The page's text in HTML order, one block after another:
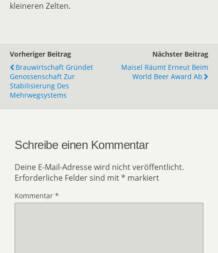
kleineren Zelten.
Vorheriger Beitrag
Brauwirtschaft Gründet
Genossenschaft Zur
Stabilisierung Des
Mehrwegsystems
Nächster Beitrag
Maisel Räumt Erneut Beim
World Beer Award Ab
Schreibe einen Kommentar
Deine E-Mail-Adresse wird nicht veröffentlicht.
Erforderliche Felder sind mit* markiert
Kommentar *